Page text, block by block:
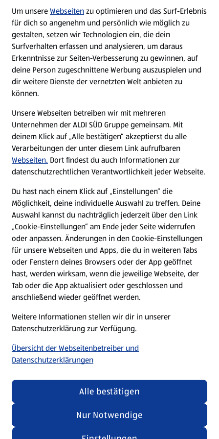
WhatsApp
Über ALDI SÜD
Filialen
Nachhaltigkeit
Karriere
Presse
Hilfe & Kontakt
(öffnet in einem neuen Tab)
Unternehmen
Folge uns hier:
Datenschutz- und Richtlinienmenü
Cookie-Einstellungen
Impressum
Nutzungsbedingungen
Security Policy
Um unsereWebseitenzu optimieren und das Surf-Erlebnis
für dich so angenehm und persönlich wie möglich zu
gestalten, setzen wir Technologien ein, die dein
Surfverhalten erfassen und analysieren, um daraus
Erkenntnisse zur Seiten-Verbesserung zu gewinnen, auf
deine Person zugeschnittene Werbung auszuspielen und
dir weitere Dienste der vernetzten Welt anbieten zu
können.
Unsere Webseiten betreiben wir mit mehreren
Unternehmen der ALDI SÜD Gruppe gemeinsam. Mit
deinem Klick auf „Alle bestätigen“ akzeptierst du alle
Verarbeitungen der unter diesem Link aufrufbaren
Webseiten. Dort findest du auch Informationen zur
datenschutzrechtlichen Verantwortlichkeit jeder Webseite.
Du hast nach einem Klick auf „Einstellungen“ die
Möglichkeit, deine individuelle Auswahl zu treffen. Deine
Auswahl kannst du nachträglich jederzeit über den Link
„Cookie-Einstellungen“ am Ende jeder Seite widerrufen
oder anpassen. Änderungen in den Cookie-Einstellungen
für unsere Webseiten und Apps, die du in weiteren Tabs
oder Fenstern deines Browsers oder der App geöffnet
hast, werden wirksam, wenn die jeweilige Webseite, der
Tab oder die App aktualisiert oder geschlossen und
anschließend wieder geöffnet werden.
Weitere Informationen stellen wir dir in unserer
Datenschutzerklärung zur Verfügung.
Übersicht der Webseitenbetreiber und
Datenschutzerklärungen
Nur Notwendige
Alle bestätigen